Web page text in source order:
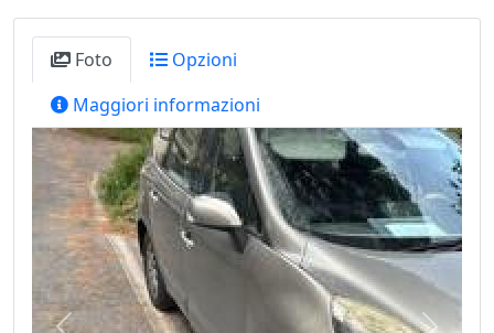
Foto
Opzioni
Maggiori informazioni